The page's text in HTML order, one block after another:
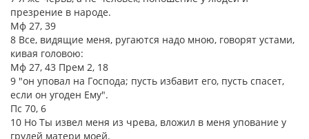
презрение в народе.
Мф 27, 39
8 Все, видящие меня, ругаются надо мною, говорят устами,
кивая головою:
Мф 27, 43 Прем 2, 18
9 "он уповал на Господа; пусть избавит его, пусть спасет,
если он угоден Ему".
Пс 70, 6
10 Но Ты извел меня из чрева, вложил в меня упование у
грудей матери моей.